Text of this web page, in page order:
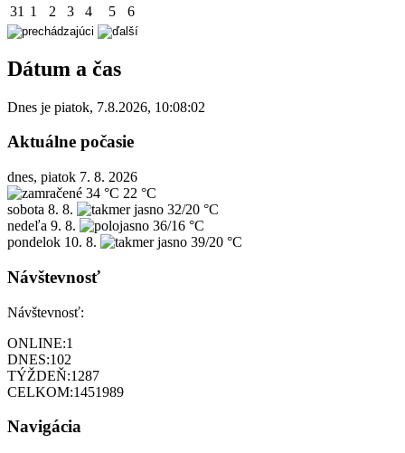
31 1 2 3 4 5 6
Dátum a čas
Dnes je piatok, 7.8.2026, 10:08:02
Aktuálne počasie
dnes, piatok 7. 8. 2026
34 °C 22 °C
sobota 8. 8.
32/20 °C
nedeľa 9. 8.
36/16 °C
pondelok 10. 8. 39/20 °C
Návštevnosť
Návštevnosť:
ONLINE:1
DNES:102
TÝŽDEŇ:1287
CELKOM:1451989
Navigácia